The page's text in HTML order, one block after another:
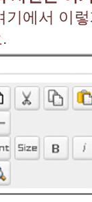
기에서 이